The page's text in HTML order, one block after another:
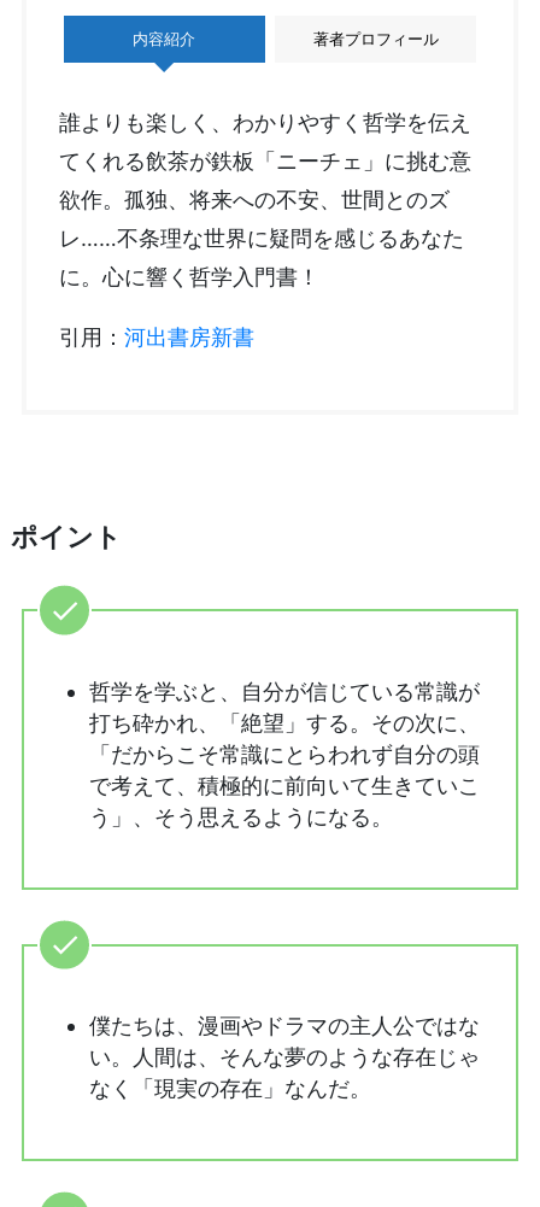
内容紹介 著者プロフィール
誰よりも楽しく、わかりやすく哲学を伝え
てくれる飲茶が鉄板「ニーチェ」に挑む意
欲作。孤独、将来への不安、世間とのズ
レ……不条理な世界に疑問を感じるあなた
に。心に響く哲学入門書！
引用： 河出書房新書
ポイント
哲学を学ぶと、自分が信じている常識が
打ち砕かれ、「絶望」する。その次に、
「だからこそ常識にとらわれず自分の頭
で考えて、積極的に前向いて生きていこ
う」、そう思えるようになる。
僕たちは、漫画やドラマの主人公ではな
い。人間は、そんな夢のような存在じゃ
なく「現実の存在」なんだ。